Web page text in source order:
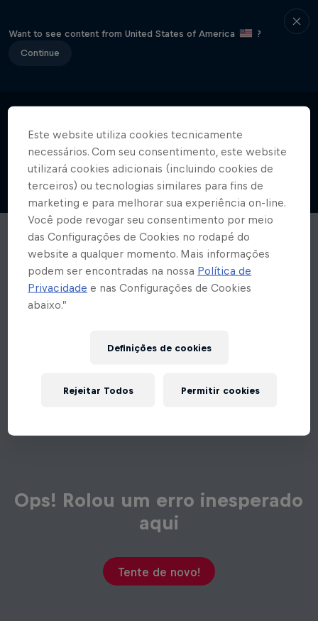
Want to see content from United States of America
?
Continue
Ops! Rolou um erro inesperado
aqui
Tente de novo!
Este website utiliza cookies tecnicamente
necessários. Com seu consentimento, este website
utilizará cookies adicionais (incluindo cookies de
terceiros) ou tecnologias similares para fins de
marketing e para melhorar sua experiência on-line.
Você pode revogar seu consentimento por meio
das Configurações de Cookies no rodapé do
website a qualquer momento. Mais informações
podem ser encontradas na nossa Política de
Privacidade e nas Configurações de Cookies
abaixo.”
Definições de cookies
Rejeitar Todos Permitir cookies